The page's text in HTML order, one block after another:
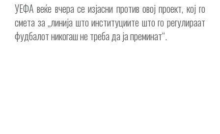
УЕФА веќе вчера се изјасни против овој проект, кој го
смета за „линија што институциите што го регулираат
фудбалот никогаш не треба да ја преминат“.